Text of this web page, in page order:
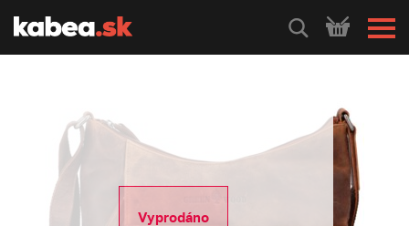
HLEDEJ
Vyprodáno